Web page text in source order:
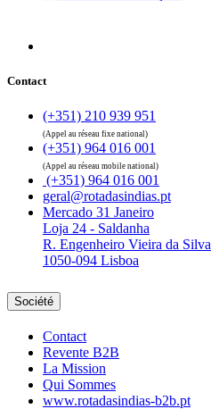
Contact
(+351) 210 939 951
(Appel au réseau fixe national)
(+351) 964 016 001
(Appel au réseau mobile national)
(+351) 964 016 001
geral@rotadasindias.pt
Mercado 31 Janeiro
Loja 24 - Saldanha
R. Engenheiro Vieira da Silva
1050-094 Lisboa
Société
Contact
Revente B2B
La Mission
Qui Sommes
www.rotadasindias-b2b.pt